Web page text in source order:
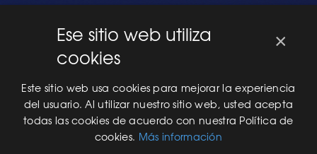
EMPEZANDO
Nuevo en GLI
Nuevo Software
Una Nueva Máquina
Modificaciones al Software
Modificaciones al Hardware
×
Ese sitio web utiliza
cookies
Este sitio web usa cookies para mejorar la experiencia
del usuario. Al utilizar nuestro sitio web, usted acepta
todas las cookies de acuerdo con nuestra Política de
cookies. Más información